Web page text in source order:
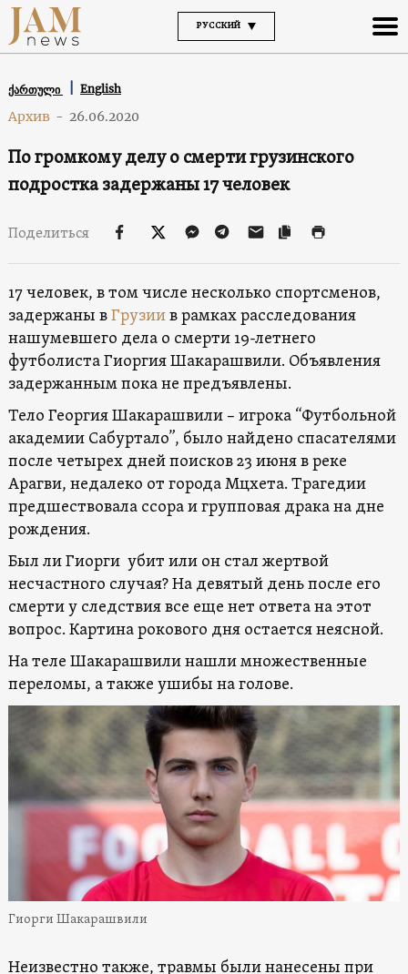
РУССКИЙ
ქართული English
Архив - 26.06.2020
По громкому делу о смерти грузинского
подростка задержаны 17 человек
Поделиться
17 человек, в том числе несколько спортсменов,
задержаны вГрузиив рамках расследования
нашумевшего дела о смерти 19-летнего
футболиста Гиоргия Шакарашвили. Объявления
задержанным пока не предъявлены.
Тело Георгия Шакарашвили – игрока “Футбольной
академии Сабуртало”, было найдено спасателями
после четырех дней поисков 23 июня в реке
Арагви, недалеко от города Мцхета. Трагедии
предшествовала ссора и групповая драка на дне
рождения.
Был ли Гиорги убит или он стал жертвой
несчастного случая? На девятый день после его
смерти у следствия все еще нет ответа на этот
вопрос. Картина рокового дня остается неясной.
На теле Шакарашвили нашли множественные
переломы, а также ушибы на голове.
Гиорги Шакарашвили
Неизвестно также, травмы были нанесены при